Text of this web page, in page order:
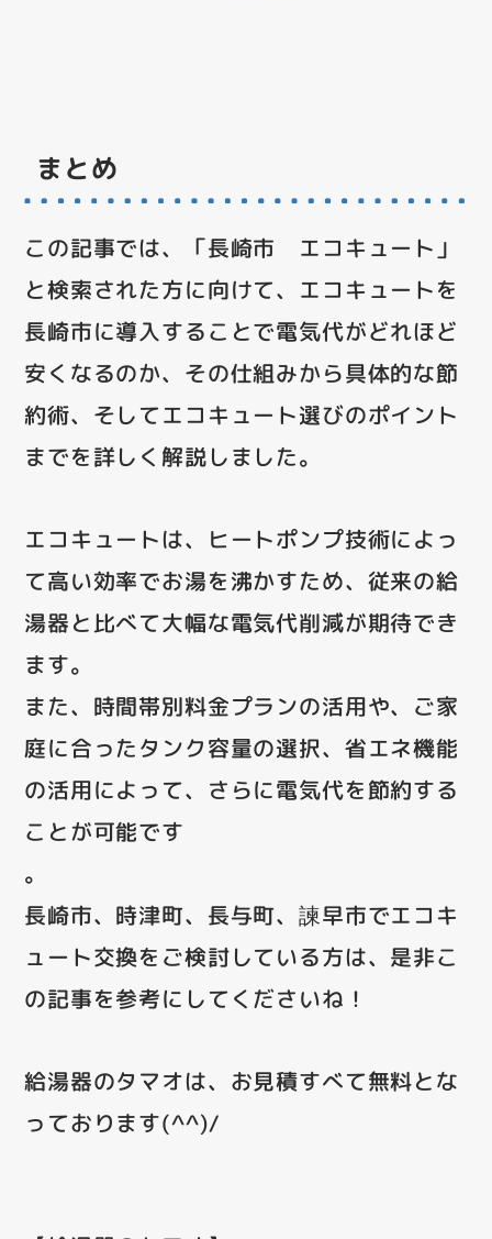
まとめ
この記事では、「長崎市 エコキュート」
と検索された方に向けて、エコキュートを
長崎市に導入することで電気代がどれほど
安くなるのか、その仕組みから具体的な節
約術、そしてエコキュート選びのポイント
までを詳しく解説しました。
エコキュートは、ヒートポンプ技術によっ
て高い効率でお湯を沸かすため、従来の給
湯器と比べて大幅な電気代削減が期待でき
ます。
また、時間帯別料金プランの活用や、ご家
庭に合ったタンク容量の選択、省エネ機能
の活用によって、さらに電気代を節約する
ことが可能です
。
長崎市、時津町、長与町、諫早市でエコキ
ュート交換をご検討している方は、是非こ
の記事を参考にしてくださいね！
給湯器のタマオは、お見積すべて無料とな
っております(^^)/